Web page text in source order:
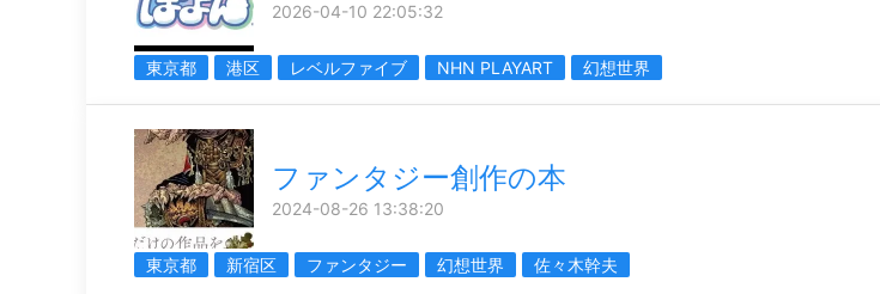
2026-04-10 22:05:32
東京都 港区 レベルファイブ NHN PLAYART 幻想世界
ファンタジー創作の本
2024-08-26 13:38:20
東京都 新宿区 ファンタジー 幻想世界 佐々木幹夫